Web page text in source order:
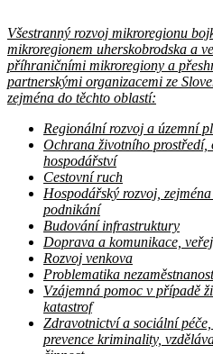
Všestranný rozvoj mikroregionu
mikroregionem uherskobrodska a
příhraničními mikroregiony a
partnerskými organizacemi ze
zejména do těchto oblastí:
Regionální rozvoj a územní
Ochrana životního
hospodářství
Cestovní ruch
Hospodářský rozvoj,
podnikání
Budování infrastruktury
Doprava a komunikace,
Rozvoj venkova
Problematika
Vzájemná pomoc v případě
katastrof
Zdravotnictví a sociální
prevence kriminality,